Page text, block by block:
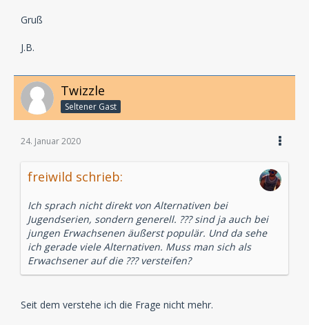
Gruß
J.B.
Twizzle
Seltener Gast
24. Januar 2020
freiwild schrieb:
Ich sprach nicht direkt von Alternativen bei
Jugendserien, sondern generell. ??? sind ja auch bei
jungen Erwachsenen äußerst populär. Und da sehe
ich gerade viele Alternativen. Muss man sich als
Erwachsener auf die ??? versteifen?
Seit dem verstehe ich die Frage nicht mehr.